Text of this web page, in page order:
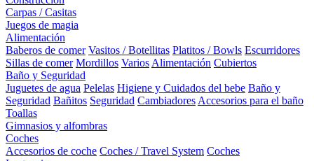
Carpas / Casitas
Juegos de magia
Alimentación
Baberos de comer Vasitos / Botellitas Platitos / Bowls Escurridores
Sillas de comer Mordillos Varios Alimentación Cubiertos
Baño y Seguridad
Juguetes de agua Pelelas Higiene y Cuidados del bebe Baño y
Seguridad Bañitos Seguridad Cambiadores Accesorios para el baño
Toallas
Gimnasios y alfombras
Coches
Accesorios de coche Coches / Travel System Coches